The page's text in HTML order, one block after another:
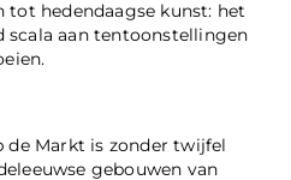
tot hedendaagse kunst: het
scala aan tentoonstellingen
de Markt is zonder twijfel
gebouwen van